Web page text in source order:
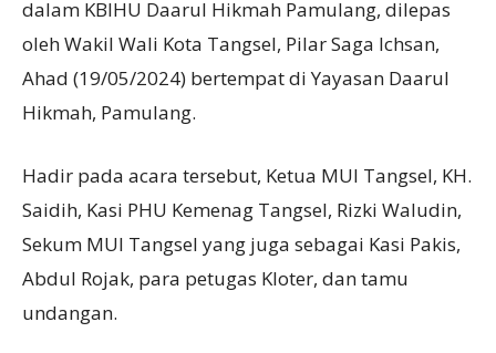
dalam KBIHU Daarul Hikmah Pamulang, dilepas
oleh Wakil Wali Kota Tangsel, Pilar Saga Ichsan,
Ahad (19/05/2024) bertempat di Yayasan Daarul
Hikmah, Pamulang.
Hadir pada acara tersebut, Ketua MUI Tangsel, KH.
Saidih, Kasi PHU Kemenag Tangsel, Rizki Waludin,
Sekum MUI Tangsel yang juga sebagai Kasi Pakis,
Abdul Rojak, para petugas Kloter, dan tamu
undangan.